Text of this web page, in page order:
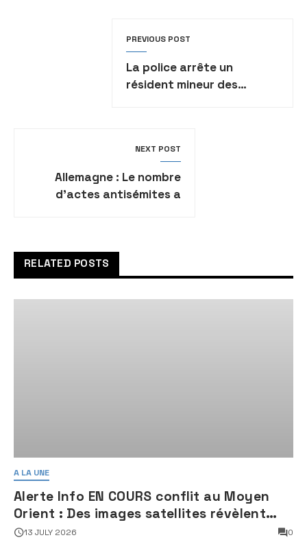
PREVIOUS POST
La police arrête un
résident mineur des
NEXT POST
Allemagne : Le nombre
d’actes antisémites a
RELATED POSTS
A LA UNE
Alerte Info EN COURS conflit au Moyen
Orient : Des images satellites révèlent
une activité jugée « inquiétante » sur
13 JULY 2026 0